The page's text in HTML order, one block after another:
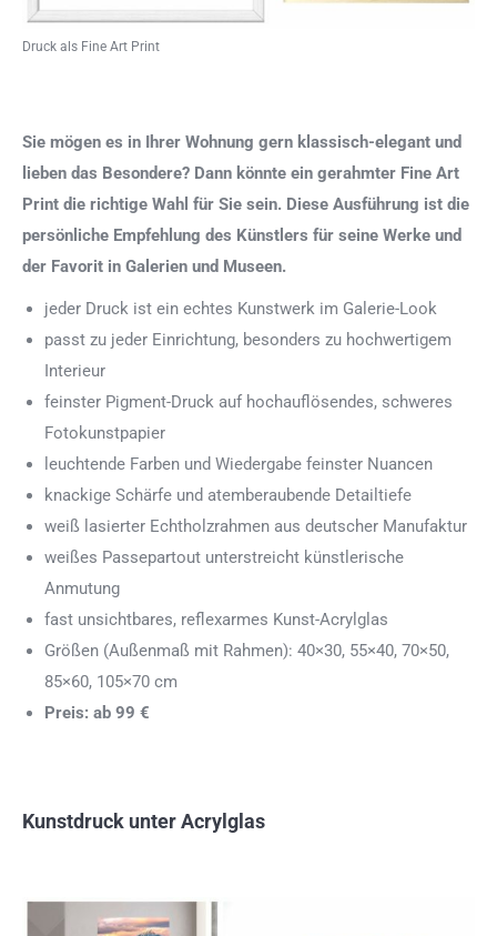
Druck als Fine Art Print
Sie mögen es in Ihrer Wohnung gern klassisch-elegant und
lieben das Besondere? Dann könnte ein gerahmter Fine Art
Print die richtige Wahl für Sie sein. Diese Ausführung ist die
persönliche Empfehlung des Künstlers für seine Werke und
der Favorit in Galerien und Museen.
jeder Druck ist ein echtes Kunstwerk im Galerie-Look
passt zu jeder Einrichtung, besonders zu hochwertigem
Interieur
feinster Pigment-Druck auf hochauflösendes, schweres
Fotokunstpapier
leuchtende Farben und Wiedergabe feinster Nuancen
knackige Schärfe und atemberaubende Detailtiefe
weiß lasierter Echtholzrahmen aus deutscher Manufaktur
weißes Passepartout unterstreicht künstlerische
Anmutung
fast unsichtbares, reflexarmes Kunst-Acrylglas
Größen (Außenmaß mit Rahmen): 40×30, 55×40, 70×50,
85×60, 105×70 cm
Preis: ab 99 €
Kunstdruck unter Acrylglas